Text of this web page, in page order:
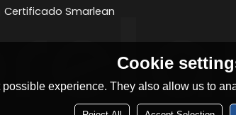
Certificado Smarlean
Cookie
experience. They also allow us to